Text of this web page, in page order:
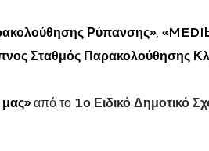
Ρύπανσης»
Σταθμός Παρακολούθησης
από το 1ο Ειδικό Δημοτικό